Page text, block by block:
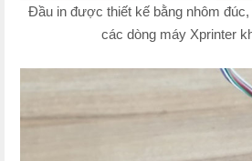
Đầu in được thiết kế bằng nhôm
các dòng máy Xprinter